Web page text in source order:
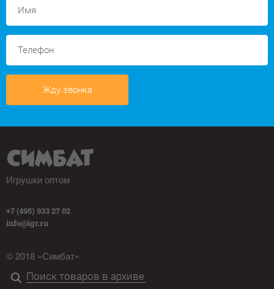
Жду звонка
Игрушки оптом
+7 (495) 933 27 02
info@igr.ru
© 2018 «Симбат»